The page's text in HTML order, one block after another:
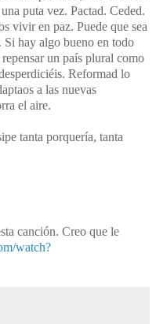
puta vez. Pactad. Ceded.
vivir en paz. Puede que sea
hay algo bueno en todo
un país plural como
Reformad lo
a las nuevas
el aire.
tanta porquería, tanta
canción. Creo que le
watch?